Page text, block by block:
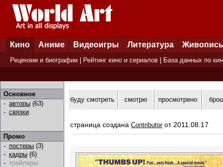
Кино Аниме Видеоигры Литература Живопись
Рецензии и биографии Рейтинг кино и сериалов База данных по
Основное
- авторы (63)
- связки
Промо
- постеры (3)
- кадры (6)
- трейлеры
буду смотреть смотрю просмотрено
страница создана Contributorот 2011.08.17